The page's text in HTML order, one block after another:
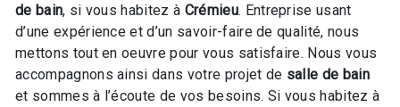
de bain, si vous habitez à Crémieu. Entreprise usant
d’une expérience et d’un savoir-faire de qualité, nous
mettons tout en oeuvre pour vous satisfaire. Nous vous
accompagnons ainsi dans votre projet de salle de bain
et sommes à l’écoute de vos besoins. Si vous habitez à